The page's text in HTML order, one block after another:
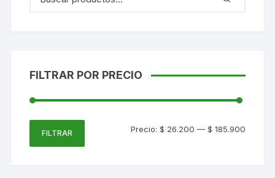
FILTRAR POR PRECIO
Precio
Precio
FILTRAR Precio: $ 26.200 — $ 185.900